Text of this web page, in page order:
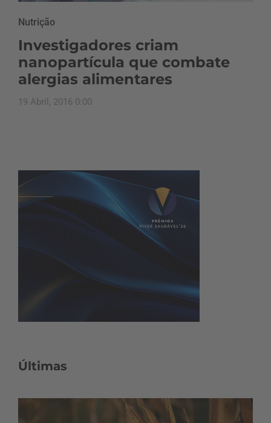
Nutrição
Investigadores criam
nanopartícula que combate
alergias alimentares
19 Abril, 2016 0:00
Últimas